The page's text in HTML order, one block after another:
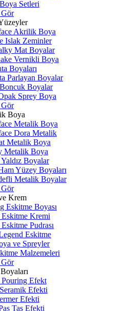
Setleri
Akrilik Boya
Islak Zeminler
Mat Boyalar
Vernikli Boya
Boyaları
Parlayan Boyalar
Boyalar
Sprey Boya
Boya
Metalik Boya
Dora Metalik
Metalik Boya
Metalik Boya
Boyalar
Yüzey Boyaları
Metalik Boyalar
Krem
Eskitme Boyası
Eskitme Kremi
Pudrası
Eskitme
ve Spreyler
Malzemeleri
Pouring Efekt
Efekti
Efekti
Taş Efekti